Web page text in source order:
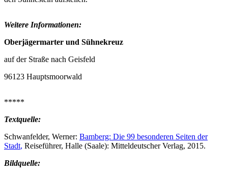
Weitere Informationen:
Oberjägermarter und Sühnekreuz
auf der Straße nach Geisfeld
96123 Hauptsmoorwald
*****
Textquelle:
Schwanfelder, Werner: Bamberg: Die 99 besonderen Seiten der
Stadt, Reiseführer, Halle (Saale): Mitteldeutscher Verlag, 2015.
Bildquelle: